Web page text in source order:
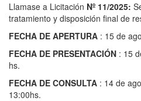
Llamase a Licitación Nº 11/2025:
tratamiento y disposición final de
FECHA DE APERTURA : 15 de
FECHA DE PRESENTACIÓN : 15
hs.
FECHA DE CONSULTA : 14 de
13:00hs.